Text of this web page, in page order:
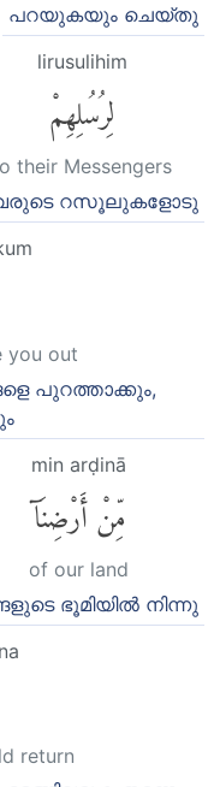
പറയുകയും ചെയ്തു
lirusulihim
لِرُسُلِهِمْ
their Messengers
റസൂലുകളോടു
you out
പുറത്താക്കും,
min arḍinā
مِّنْ أَرْضِنَآ
of our land
ഭൂമിയില്‍ നിന്നു
return